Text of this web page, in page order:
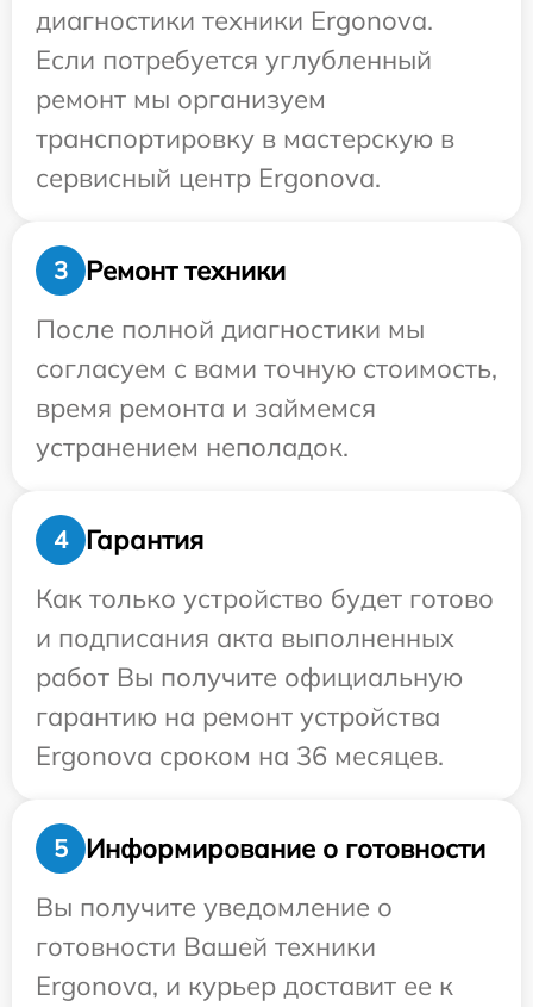
диагностики техники Ergonova.
Если потребуется углубленный
ремонт мы организуем
транспортировку в мастерскую в
сервисный центр Ergonova.
3
Ремонт техники
После полной диагностики мы
согласуем с вами точную стоимость,
время ремонта и займемся
устранением неполадок.
4
Гарантия
Как только устройство будет готово
и подписания акта выполненных
работ Вы получите официальную
гарантию на ремонт устройства
Ergonova сроком на 36 месяцев.
5
Информирование о готовности
Вы получите уведомление о
готовности Вашей техники
Ergonova, и курьер доставит ее к